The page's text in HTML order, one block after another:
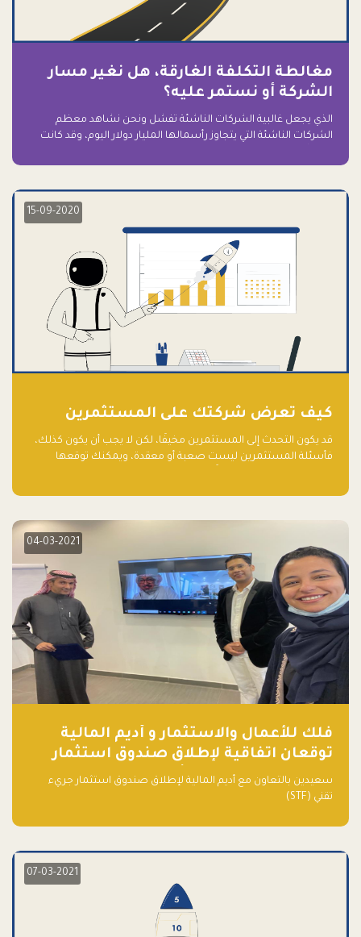
مغالطة التكلفة الغارقة، هل نغير مسار
الشركة أو نستمر عليه؟
الذي يجعل غالبية الشركات الناشئة تفشل ونحن نشاهد معظم
الشركات الناشئة التي يتجاوز رأسمالها المليار دولار اليوم، وقد كانت
15-09-2020
كيف تعرض شركتك على المستثمرين
قد يكون التحدث إلى المستثمرين مخيفًا، لكن لا يجب أن يكون كذلك،
فأسئلة المستثمرين ليست صعبة أو معقدة، ويمكنك توقعها
04-03-2021
فلك للأعمال والاستثمار و أديم المالية
توقعان اتفاقية لإطلاق صندوق استثمار
جريء تقني (STF) - مشغل من قبل فـلك
سعيدين بالتعاون مع أديم المالية لإطلاق صندوق استثمار جريء
تقني (STF)
07-03-2021